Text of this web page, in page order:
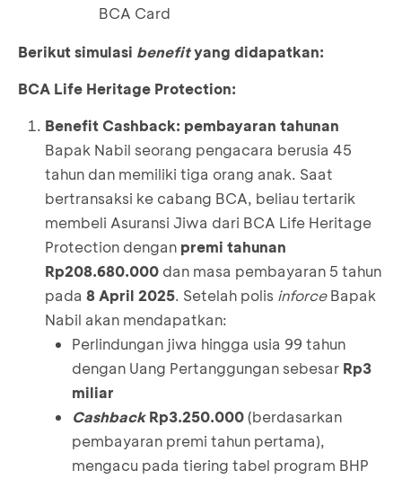
BCA Card
Berikut simulasi benefityang didapatkan:
BCA Life Heritage Protection:
Benefit Cashback: pembayaran tahunan
Bapak Nabil seorang pengacara berusia 45
tahun dan memiliki tiga orang anak. Saat
bertransaksi ke cabang BCA, beliau tertarik
membeli Asuransi Jiwa dari BCA Life Heritage
Protection dengan premi tahunan
Rp208.680.000 dan masa pembayaran 5 tahun
pada 8 April 2025. Setelah polis inforceBapak
Nabil akan mendapatkan:
Perlindungan jiwa hingga usia 99 tahun
dengan Uang Pertanggungan sebesar Rp3
miliar
CashbackRp3.250.000(berdasarkan
pembayaran premi tahun pertama),
mengacu pada tiering tabel program BHP